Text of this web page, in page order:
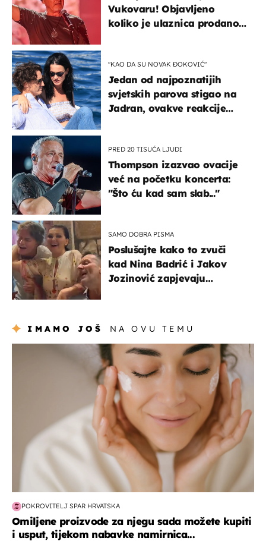
Vukovaru! Objavljeno
koliko je ulaznica prodano
"KAO DA SU NOVAK ĐOKOVIĆ"
Jedan od najpoznatijih
svjetskih parova stigao na
Jadran, ovakve reakcije
PRED 20 TISUĆA LJUDI
Thompson izazvao ovacije
već na početku koncerta:
"Što ću kad sam slab..."
SAMO DOBRA PISMA
Poslušajte kako to zvuči
kad Nina Badrić i Jakov
Jozinović zapjevaju
IMAMO JOŠ NA OVU TEMU
moda & ljepota
POKROVITELJ SPAR HRVATSKA
Omiljene proizvode za njegu sada možete kupiti
i usput, tijekom nabavke namirnica...